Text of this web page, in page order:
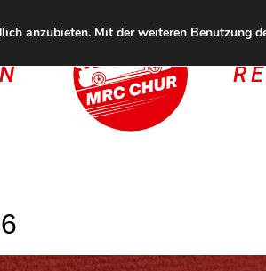
anzubieten. Mit der weiteren Benutzung